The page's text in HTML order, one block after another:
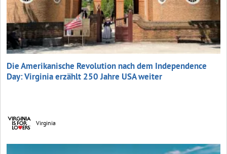
Die Amerikanische Revolution nach dem Independence
Day: Virginia erzählt 250 Jahre USA weiter
Virginia